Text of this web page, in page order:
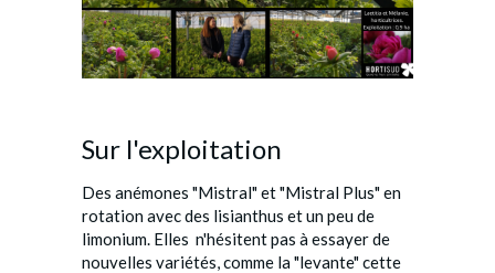
Sur l'exploitation
Des anémones "Mistral" et "Mistral Plus" en
rotation avec des lisianthus et un peu de
limonium. Elles n'hésitent pas à essayer de
nouvelles variétés, comme la "levante" cette